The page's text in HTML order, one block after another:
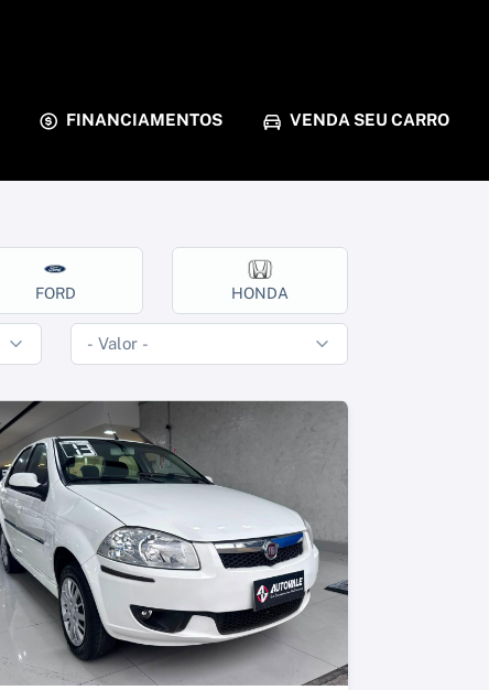
FINANCIAMENTOS VENDA SEU CARRO
FORD HONDA